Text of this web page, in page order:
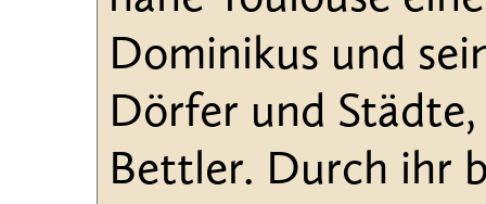
Dominikus und
Dörfer und
Bettler. Durch ihr